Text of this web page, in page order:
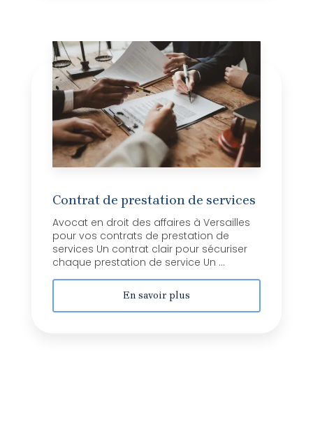
Contrat de prestation de services
Avocat en droit des affaires à Versailles
pour vos contrats de prestation de
services Un contrat clair pour sécuriser
chaque prestation de service Un ...
En savoir plus